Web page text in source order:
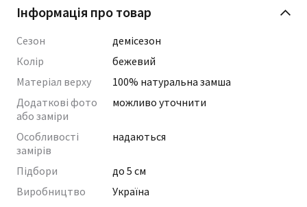
Інформація про товар
Сезон
демісезон
Колір
бежевий
Матеріал верху
100% натуральна замша
Додаткові фото
або заміри
можливо уточнити
Особливості
замірів
надаються
Підбори
до 5 см
Виробництво
Україна